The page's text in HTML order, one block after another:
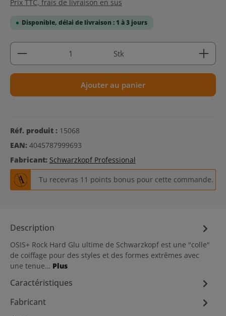
Prix TTC, frais de livraison en sus
Disponible, délai de livraison : 1 à 3 jours
Quantité de produit : Entrez la quantité
Stk
Ajouter au panier
Réf. produit : 15068
EAN: 4045787999693
Fabricant: Schwarzkopf Professional
Tu recevras 11 points bonus pour cette commande.
Description
OSIS+ Rock Hard Glu ultime de Schwarzkopf est une "colle"
de coiffage pour des styles et des formes extrêmes avec
une tenue… Plus
Caractéristiques
Fabricant